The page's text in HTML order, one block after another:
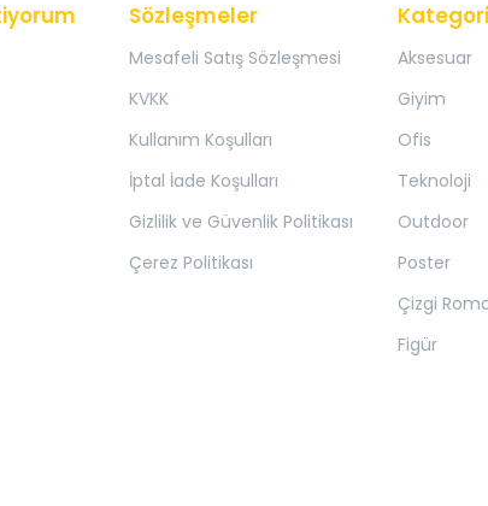
Sözleşmeler
Mesafeli Satış Sözleşmesi
KVKK
Kullanım Koşulları
İptal İade Koşulları
Gizlilik ve Güvenlik Politikası
Çerez Politikası
Aksesuar
Giyim
Ofis
Teknoloji
Outdoor
Poster
Çizgi
Figür